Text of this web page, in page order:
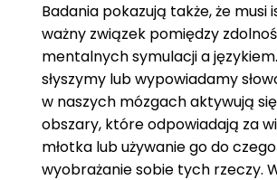
Badania pokazują także, że musi
ważny związek pomiędzy
mentalnych symulacji a
słyszymy lub wypowiadamy
w naszych mózgach aktywują
obszary, które odpowiadają za
młotka lub używanie go do
wyobrażanie sobie tych rzeczy.